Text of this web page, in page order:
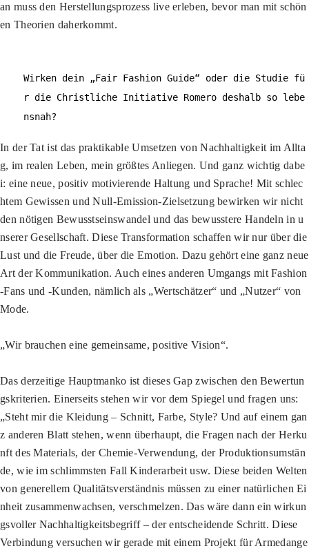
an muss den Herstellungsprozess live erleben, bevor man mit schön
en Theorien daherkommt.
Wirken dein „Fair Fashion Guide“ oder die Studie fü
r die Christliche Initiative Romero deshalb so lebe
nsnah?
In der Tat ist das praktikable Umsetzen von Nachhaltigkeit im Allta
g, im realen Leben, mein größtes Anliegen. Und ganz wichtig dabe
i: eine neue, positiv motivierende Haltung und Sprache! Mit schlec
htem Gewissen und Null-Emission-Zielsetzung bewirken wir nicht
den nötigen Bewusstseinswandel und das bewusstere Handeln in u
nserer Gesellschaft. Diese Transformation schaffen wir nur über die
Lust und die Freude, über die Emotion. Dazu gehört eine ganz neue
Art der Kommunikation. Auch eines anderen Umgangs mit Fashion
-Fans und -Kunden, nämlich als „Wertschätzer“ und „Nutzer“ von
Mode.
„Wir brauchen eine gemeinsame, positive Vision“.
Das derzeitige Hauptmanko ist dieses Gap zwischen den Bewertun
gskriterien. Einerseits stehen wir vor dem Spiegel und fragen uns:
„Steht mir die Kleidung – Schnitt, Farbe, Style? Und auf einem gan
z anderen Blatt stehen, wenn überhaupt, die Fragen nach der Herku
nft des Materials, der Chemie-Verwendung, der Produktionsumstän
de, wie im schlimmsten Fall Kinderarbeit usw. Diese beiden Welten
von generellem Qualitätsverständnis müssen zu einer natürlichen Ei
nheit zusammenwachsen, verschmelzen. Das wäre dann ein wirkun
gsvoller Nachhaltigkeitsbegriff – der entscheidende Schritt. Diese
Verbindung versuchen wir gerade mit einem Projekt für Armedange